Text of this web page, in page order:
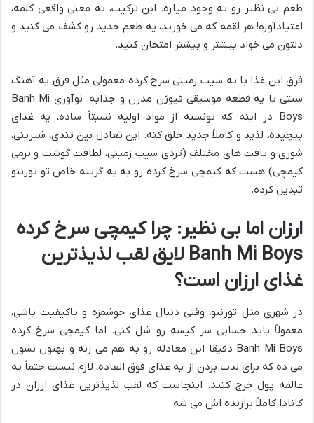
طعم بی نظیر رو به وجود میاره. این ترکیب، به معنی واقعی کلمه،
اعتیادآوره! هر لقمه که می خورید، یه طعم جدید رو کشف می کنید و
دلتون می خواد بیشتر و بیشتر امتحان کنید.
فرق این غذا با یه سیب زمینی سرخ کرده معمولی مثل فرق یه آهنگ
سنتی با یه قطعه موسیقی فیوژن مدرن و جذابه. نوآوری Banh Mi
Boys در اینه که تونسته از مواد اولیه نسبتاً ساده، یه غذای
پیچیده، لذیذ و کاملاً جدید خلق کنه. این تعادل بین تندی، شیرینی،
شوری و بافت های مختلف (تردی سیب زمینی، لطافت گوشت و نرمی
کیمچی) هست که کیمچی سرخ کرده رو به یه گزینه خاص تو تورنتو
تبدیل کرده.
ارزان اما بی نظیر: چرا کیمچی سرخ کرده
Banh Mi Boys لایق لقب لذیذترین
غذای ارزان است؟
در شهری مثل تورنتو، وقتی دنبال غذای خوشمزه و باکیفیت باشی،
معمولاً باید حسابی سر کیسه رو شل کنی. اما کیمچی سرخ کرده
Banh Mi Boys دقیقا این معادله رو به هم می زنه و بهتون نشون
می ده که برای لذت بردن از یه غذای فوق العاده، لازم نیست حتماً یه
عالمه پول خرج کنید. اینجاست که لقب لذیذترین غذای ارزان در
کانادا کاملاً برازنده اش می شه.